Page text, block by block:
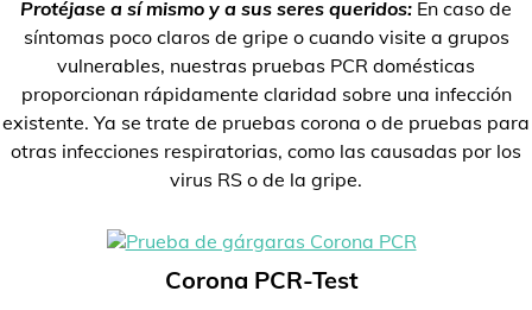
Protéjase a sí mismo y a sus seres queridos: En caso de
síntomas poco claros de gripe o cuando visite a grupos
vulnerables, nuestras pruebas PCR domésticas
proporcionan rápidamente claridad sobre una infección
existente. Ya se trate de pruebas corona o de pruebas para
otras infecciones respiratorias, como las causadas por los
virus RS o de la gripe.
Corona PCR-Test